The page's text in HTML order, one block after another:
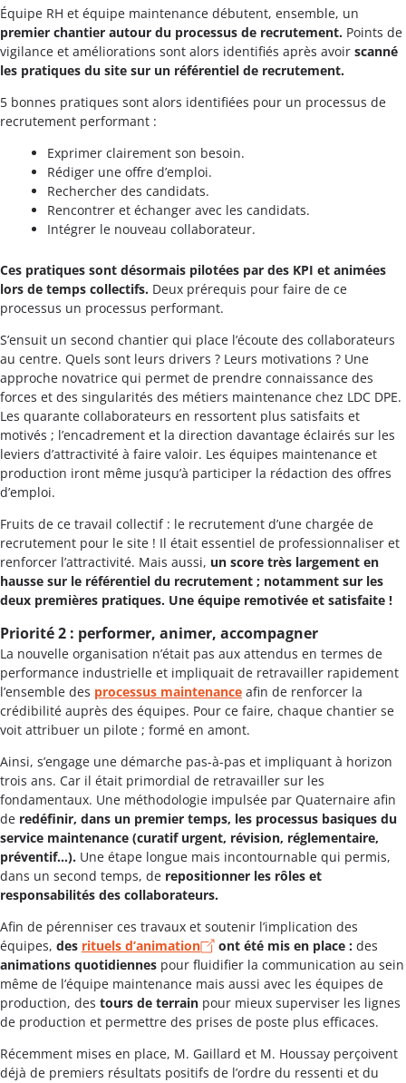
Équipe RH et équipe maintenance débutent, ensemble, un
premier chantier autour du processus de recrutement. Points de
vigilance et améliorations sont alors identifiés après avoir scanné
les pratiques du site sur un référentiel de recrutement.
5 bonnes pratiques sont alors identifiées pour un processus de
recrutement performant :
Exprimer clairement son besoin.
Rédiger une offre d’emploi.
Rechercher des candidats.
Rencontrer et échanger avec les candidats.
Intégrer le nouveau collaborateur.
Ces pratiques sont désormais pilotées par des KPI et animées
lors de temps collectifs. Deux prérequis pour faire de ce
processus un processus performant.
S’ensuit un second chantier qui place l’écoute des collaborateurs
au centre. Quels sont leurs drivers ? Leurs motivations ? Une
approche novatrice qui permet de prendre connaissance des
forces et des singularités des métiers maintenance chez LDC DPE.
Les quarante collaborateurs en ressortent plus satisfaits et
motivés ; l’encadrement et la direction davantage éclairés sur les
leviers d’attractivité à faire valoir. Les équipes maintenance et
production iront même jusqu’à participer la rédaction des offres
d’emploi.
Fruits de ce travail collectif : le recrutement d’une chargée de
recrutement pour le site ! Il était essentiel de professionnaliser et
renforcer l’attractivité. Mais aussi, un score très largement en
hausse sur le référentiel du recrutement ; notamment sur les
deux premières pratiques. Une équipe remotivée et satisfaite !
Priorité 2 : performer, animer, accompagner
La nouvelle organisation n’était pas aux attendus en termes de
performance industrielle et impliquait de retravailler rapidement
l’ensemble des processus maintenance afin de renforcer la
crédibilité auprès des équipes. Pour ce faire, chaque chantier se
voit attribuer un pilote ; formé en amont.
Ainsi, s’engage une démarche pas-à-pas et impliquant à horizon
trois ans. Car il était primordial de retravailler sur les
fondamentaux. Une méthodologie impulsée par Quaternaire afin
de redéfinir, dans un premier temps, les processus basiques du
service maintenance (curatif urgent, révision, réglementaire,
préventif…). Une étape longue mais incontournable qui permis,
dans un second temps, de repositionner les rôles et
responsabilités des collaborateurs.
Afin de pérenniser ces travaux et soutenir l’implication des
équipes, des rituels d’animation ont été mis en place : des
animations quotidiennes pour fluidifier la communication au sein
même de l’équipe maintenance mais aussi avec les équipes de
production, des tours de terrain pour mieux superviser les lignes
de production et permettre des prises de poste plus efficaces.
Récemment mises en place, M. Gaillard et M. Houssay perçoivent
déjà de premiers résultats positifs de l’ordre du ressenti et du